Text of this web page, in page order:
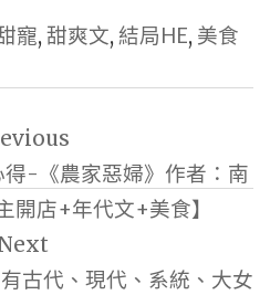
寵, 甜爽文, 結局HE, 美食
-《農家惡婦》作者：南
開店+年代文+美食】
古代、現代、系統、大女